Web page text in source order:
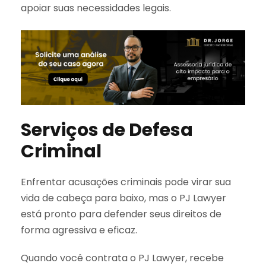
apoiar suas necessidades legais.
Serviços de Defesa
Criminal
Enfrentar acusações criminais pode virar sua
vida de cabeça para baixo, mas o PJ Lawyer
está pronto para defender seus direitos de
forma agressiva e eficaz.
Quando você contrata o PJ Lawyer, recebe